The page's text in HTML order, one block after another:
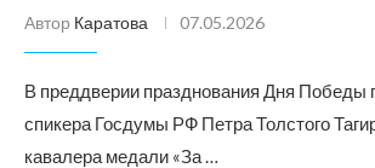
Автор Каратова 07.05.2026
В преддверии празднования Дня Победы
спикера Госдумы РФ Петра Толстого
кавалера медали «За …